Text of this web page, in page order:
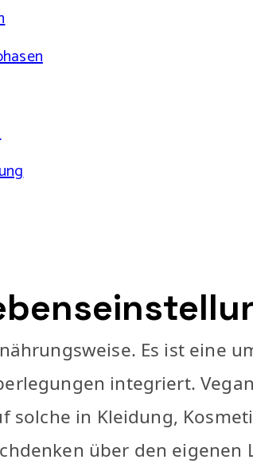
Es ist eine
integriert.
solche in Kleidung,
über den